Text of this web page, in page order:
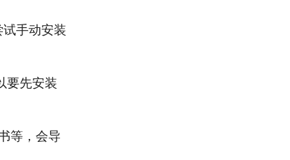
手动安装
要先安装
等，会导